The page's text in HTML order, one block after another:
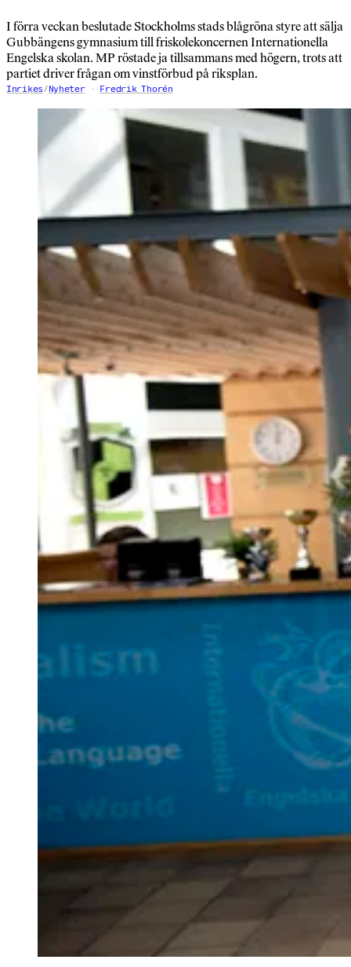
I förra veckan beslutade Stockholms stads blågröna styre att sälja
Gubb­ängens gymnasium till fri­skole­koncernen Internationella
Engelska skolan. MP röstade ja tillsammans med högern, trots att
partiet driver frågan om vinstförbud på riksplan.
Inrikes/Nyheter Fredrik Thorén